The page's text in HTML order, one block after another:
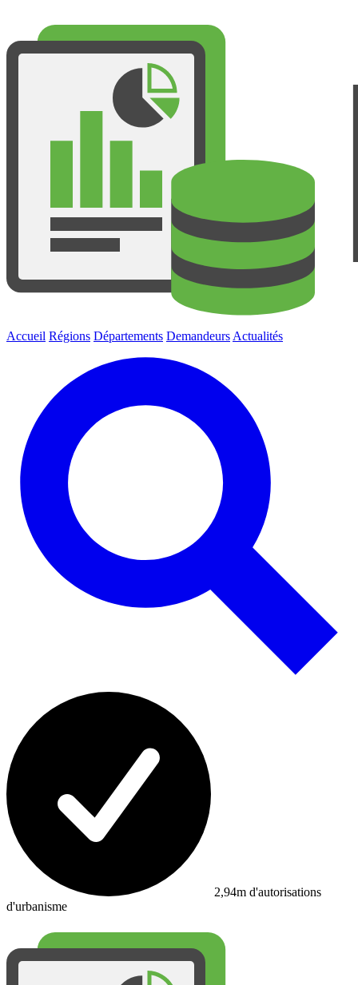
Accueil Régions Départements Demandeurs Actualités
2,94m d'autorisations
d'urbanisme